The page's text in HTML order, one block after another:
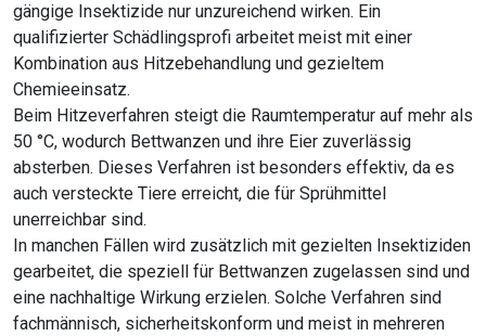
gängige Insektizide nur unzureichend wirken. Ein
qualifizierter Schädlingsprofi arbeitet meist mit einer
Kombination aus Hitzebehandlung und gezieltem
Chemieeinsatz.
Beim Hitzeverfahren steigt die Raumtemperatur auf mehr als
50 °C, wodurch Bettwanzen und ihre Eier zuverlässig
absterben. Dieses Verfahren ist besonders effektiv, da es
auch versteckte Tiere erreicht, die für Sprühmittel
unerreichbar sind.
In manchen Fällen wird zusätzlich mit gezielten Insektiziden
gearbeitet, die speziell für Bettwanzen zugelassen sind und
eine nachhaltige Wirkung erzielen. Solche Verfahren sind
fachmännisch, sicherheitskonform und meist in mehreren